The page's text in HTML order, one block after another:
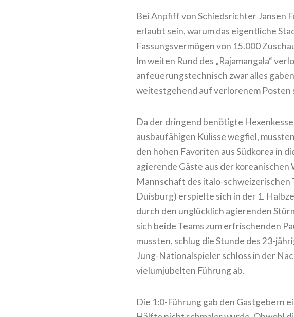
Bei Anpfiff von Schiedsrichter Jansen
erlaubt sein, warum das eigentliche
Fassungsvermögen von 15.000
Im weiten Rund des „Rajamangala“
anfeuerungstechnisch zwar alles
weitestgehend auf verlorenem Posten
Da der dringend benötigte
ausbaufähigen Kulisse wegfiel,
den hohen Favoriten aus Südkorea in
agierende Gäste aus der
Mannschaft des italo-
Duisburg) erspielte sich in der 1.
durch den unglücklich agierenden
sich beide Teams zum erfrischenden
mussten, schlug die Stunde des 23-
Jung-Nationalspieler schloss in der
vielumjubelten Führung ab.
Die 1:0-Führung gab den Gastgebern